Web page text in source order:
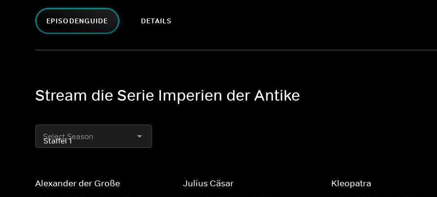
EPISODENGUIDE DETAILS
Stream die Serie Imperien der Antike
Select Season
Alexander der Große Julius Cäsar Kleopatra